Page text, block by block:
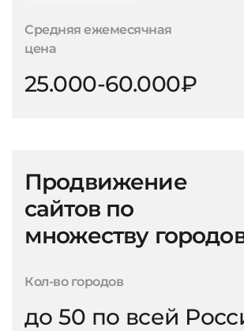
Средняя ежемесячная
цена
25.000-60.000₽
Продвижение
сайтов по
множеству
Кол-во городов
до 50 по всей